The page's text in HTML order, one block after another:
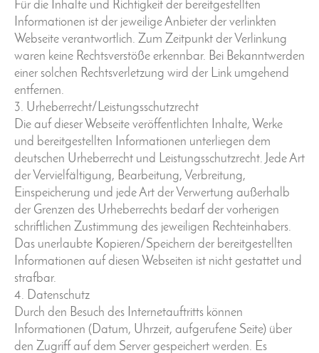
Für die Inhalte und Richtigkeit der bereitgestellten
Informationen ist der jeweilige Anbieter der verlinkten
Webseite verantwortlich. Zum Zeitpunkt der Verlinkung
waren keine Rechtsverstöße erkennbar. Bei Bekanntwerden
einer solchen Rechtsverletzung wird der Link umgehend
entfernen.
3. Urheberrecht/Leistungsschutzrecht
Die auf dieser Webseite veröffentlichten Inhalte, Werke
und bereitgestellten Informationen unterliegen dem
deutschen Urheberrecht und Leistungsschutzrecht. Jede Art
der Vervielfältigung, Bearbeitung, Verbreitung,
Einspeicherung und jede Art der Verwertung außerhalb
der Grenzen des Urheberrechts bedarf der vorherigen
schriftlichen Zustimmung des jeweiligen Rechteinhabers.
Das unerlaubte Kopieren/Speichern der bereitgestellten
Informationen auf diesen Webseiten ist nicht gestattet und
strafbar.
4. Datenschutz
Durch den Besuch des Internetauftritts können
Informationen (Datum, Uhrzeit, aufgerufene Seite) über
den Zugriff auf dem Server gespeichert werden. Es